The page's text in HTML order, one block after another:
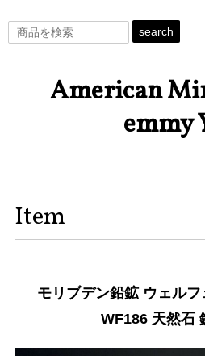
search
American
emmy
Item
モリブデン鉛鉱 ウェル
WF186 天然石